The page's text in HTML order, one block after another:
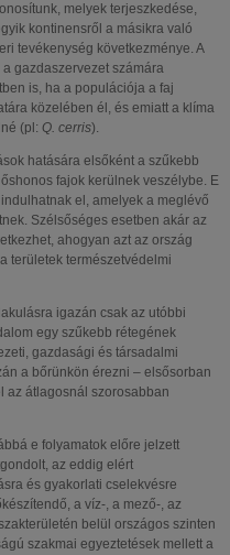
melyek terjeszkedése,
kontinensről a másikra való
tevékenység következménye. A
gazdaszervezet számára
is, ha a populációja a faj
közelében él, és emiatt a klíma
(pl: Q. cerris).
hatására elsőként a szűkebb
fajok kerülnek veszélybe. E
el, amelyek a meglévő
Szélsőséges esetben akár az
ahogyan azt az ország
területek természetvédelmi
igazán csak az utóbbi
egy szűkebb rétegének
gazdasági és társadalmi
a bőrünkön érezni – elsősorban
az átlagosnál szorosabban
e folyamatok előre jelzett
az eddig elért
és gyakorlati cselekvésre
a víz-, a mező-, az
belül országos szinten
szakmai egyeztetések mellett a